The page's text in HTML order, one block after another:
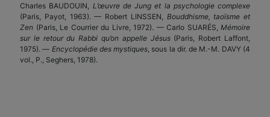
Charles BAUDOUIN, L’œuvre de Jung et la psychologie complexe
(Paris, Payot, 1963). — Robert LINSSEN, Bouddhisme, taoïsme et
Zen (Paris, Le Courrier du Livre, 1972). — Carlo SUARÉS, Mémoire
sur le retour du Rabbi qu’on appelle Jésus(Paris, Robert Laffont,
1975). — Encyclopédie des mystiques , sous la dir. de M.-M. DAVY (4
vol., P., Seghers, 1978).